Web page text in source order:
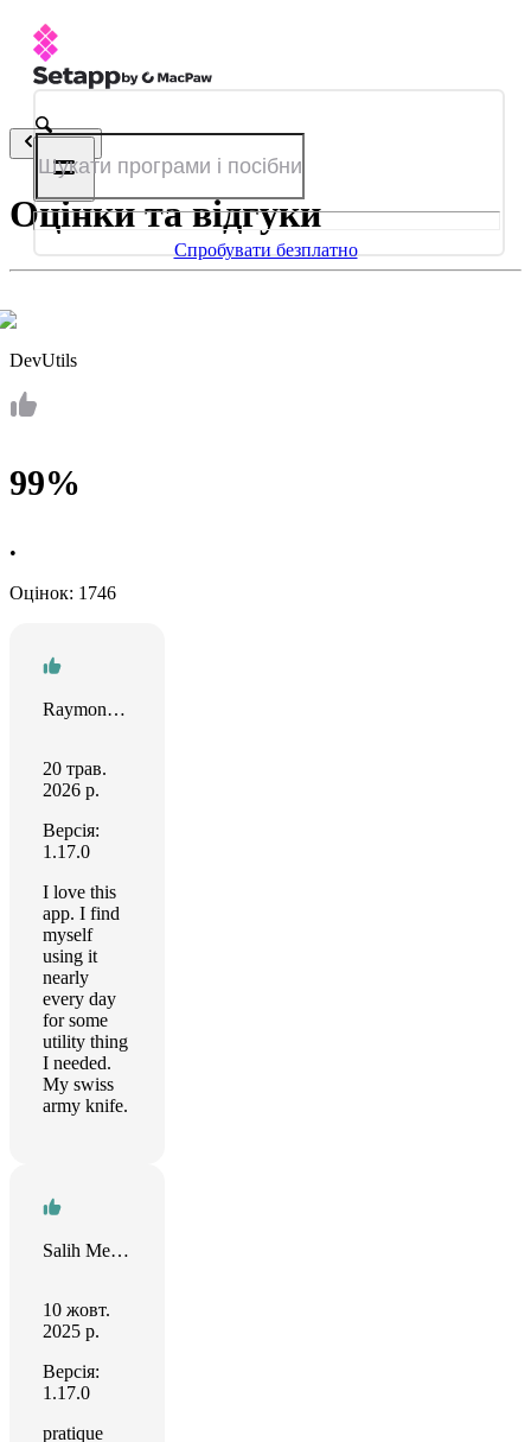
Спробувати безплатно
Назад
Оцінки та відгуки
DevUtils
99%
•
Оцінок: 1746
Raymond Doran
20 трав.
2026 р.
Версія:
1.17.0
I love this
app. I find
myself
using it
nearly
every day
for some
utility thing
I needed.
My swiss
army knife.
Salih Mercimek
10 жовт.
2025 р.
Версія:
1.17.0
pratique